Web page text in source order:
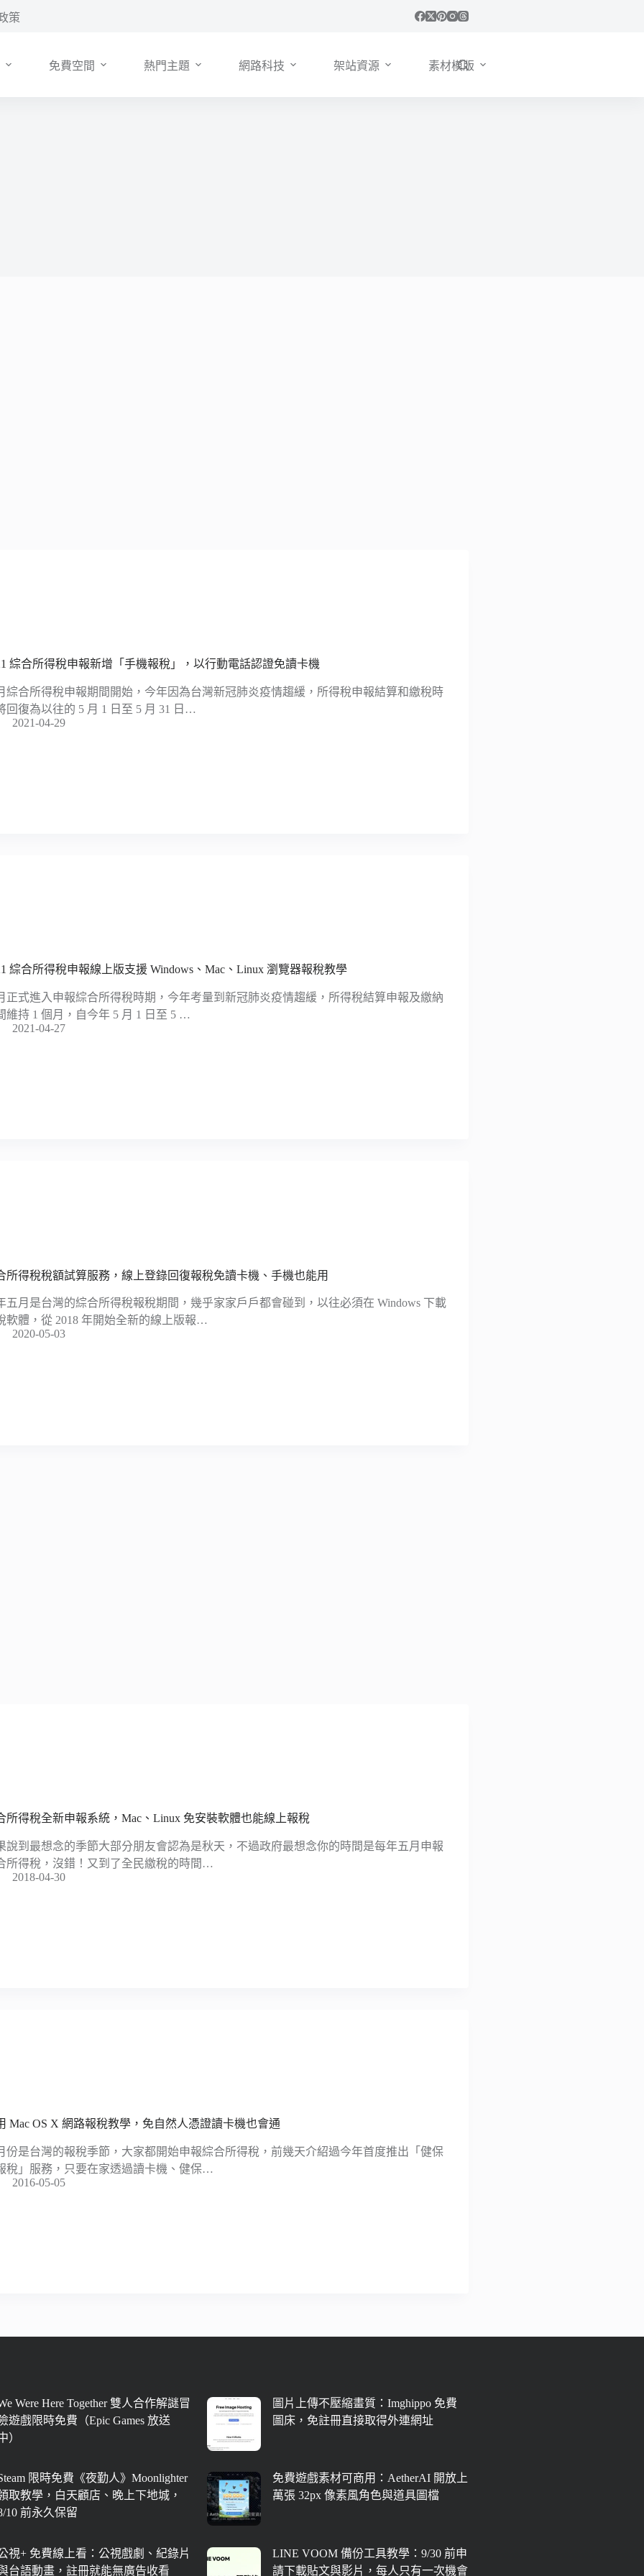
策
免費空間 熱門主題 網路科技 架站資源 素材模版
綜合所得稅申報新增「手機報稅」，以行動電話認證免讀卡機
綜合所得稅申報期間開始，今年因為台灣新冠肺炎疫情趨緩，所得稅申報結算和繳稅時
回復為以往的 5 月 1 日至 5 月 31 日…
2021-04-29
綜合所得稅申報線上版支援 Windows、Mac、Linux 瀏覽器報稅教學
正式進入申報綜合所得稅時期，今年考量到新冠肺炎疫情趨緩，所得稅結算申報及繳納
維持 1 個月，自今年 5 月 1 日至 5 …
2021-04-27
所得稅稅額試算服務，線上登錄回復報稅免讀卡機、手機也能用
五月是台灣的綜合所得稅報稅期間，幾乎家家戶戶都會碰到，以往必須在 Windows 下載
軟體，從 2018 年開始全新的線上版報…
2020-05-03
所得稅全新申報系統，Mac、Linux 免安裝軟體也能線上報稅
說到最想念的季節大部分朋友會認為是秋天，不過政府最想念你的時間是每年五月申報
所得稅，沒錯！又到了全民繳稅的時間…
2018-04-30
Mac OS X 網路報稅教學，免自然人憑證讀卡機也會通
份是台灣的報稅季節，大家都開始申報綜合所得稅，前幾天介紹過今年首度推出「健保
稅」服務，只要在家透過讀卡機、健保…
2016-05-05
Were Here Together 雙人合作解謎冒
遊戲限時免費（Epic Games 放送
）
圖片上傳不壓縮畫質：Imghippo 免費
圖床，免註冊直接取得外連網址
限時免費《夜勤人》Moonlighter
取教學，白天顧店、晚上下地城，
10 前永久保留
免費遊戲素材可商用：AetherAI 開放上
萬張 32px 像素風角色與道具圖檔
視+ 免費線上看：公視戲劇、紀錄片
台語動畫，註冊就能無廣告收看
LINE VOOM 備份工具教學：9/30 前申
請下載貼文與影片，每人只有一次機會